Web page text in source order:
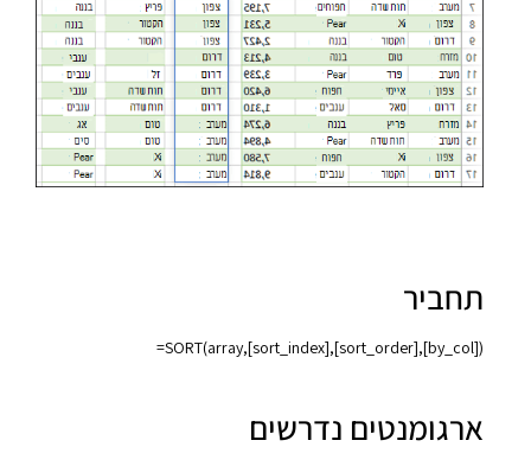
תחביר
‎=SORT(array,[sort_index],[sort_order],[by_col])‎
ארגומנטים נדרשים